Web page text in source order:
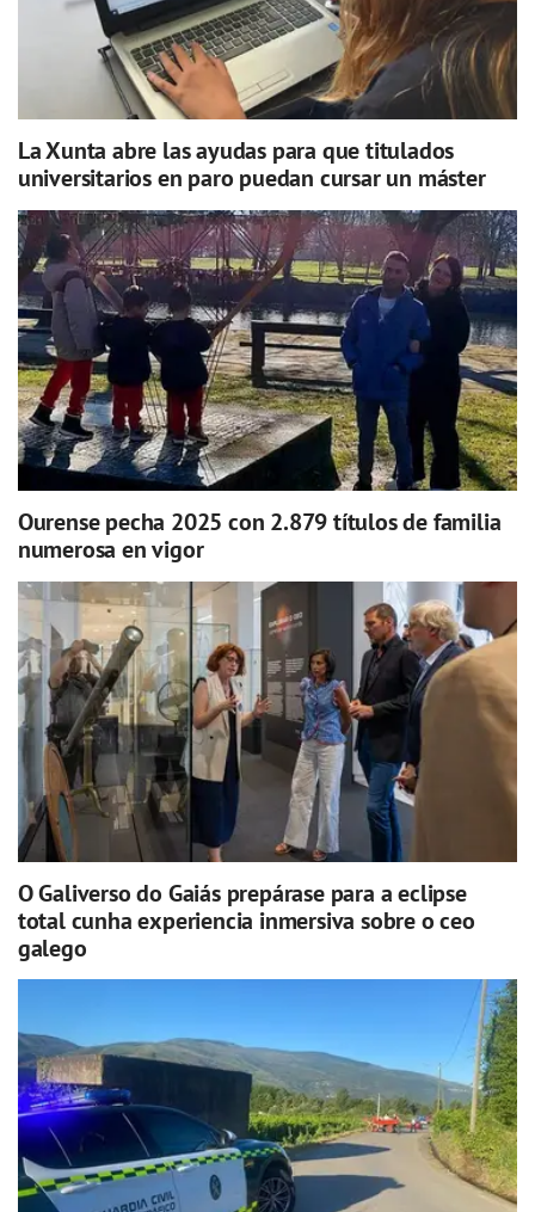
La Xunta abre las ayudas para que titulados
universitarios en paro puedan cursar un máster
Ourense pecha 2025 con 2.879 títulos de familia
numerosa en vigor
O Galiverso do Gaiás prepárase para a eclipse
total cunha experiencia inmersiva sobre o ceo
galego